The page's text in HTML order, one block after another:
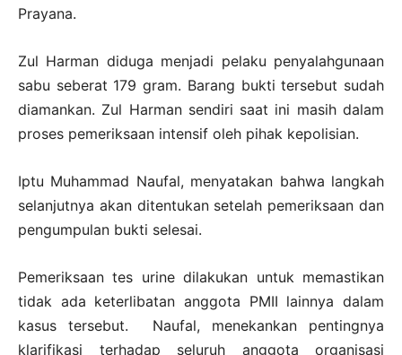
Prayana.
Zul Harman diduga menjadi pelaku penyalahgunaan
sabu seberat 179 gram. Barang bukti tersebut sudah
diamankan. Zul Harman sendiri saat ini masih dalam
proses pemeriksaan intensif oleh pihak kepolisian.
Iptu Muhammad Naufal, menyatakan bahwa langkah
selanjutnya akan ditentukan setelah pemeriksaan dan
pengumpulan bukti selesai.
Pemeriksaan tes urine dilakukan untuk memastikan
tidak ada keterlibatan anggota PMII lainnya dalam
kasus tersebut. Naufal, menekankan pentingnya
klarifikasi terhadap seluruh anggota organisasi